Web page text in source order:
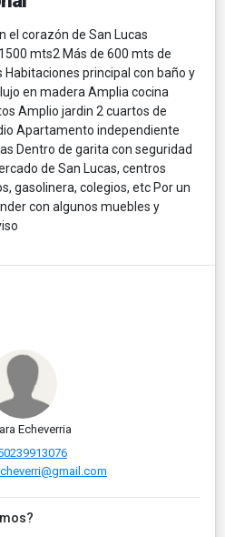
el corazón de San Lucas
mts2 Más de 600 mts de
principal con baño y
en madera Amplia cocina
Amplio jardin 2 cuartos de
Apartamento independiente
Dentro de garita con seguridad
de San Lucas, centros
gasolinera, colegios, etc Por un
con algunos muebles y
Echeverria